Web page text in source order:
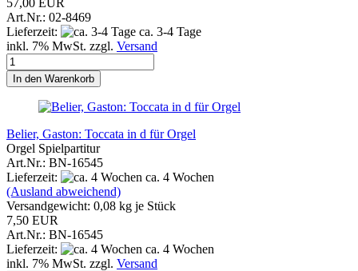
Art.Nr.: 02-8469
Lieferzeit:
ca. 3-4 Tage
inkl. 7% MwSt. zzgl. Versand
In den Warenkorb
Belier, Gaston: Toccata in d für Orgel
Orgel Spielpartitur
Art.Nr.: BN-16545
Lieferzeit:
ca. 4 Wochen
(Ausland abweichend)
Versandgewicht: 0,08 kg je Stück
7,50 EUR
Art.Nr.: BN-16545
Lieferzeit:
ca. 4 Wochen
inkl. 7% MwSt. zzgl. Versand